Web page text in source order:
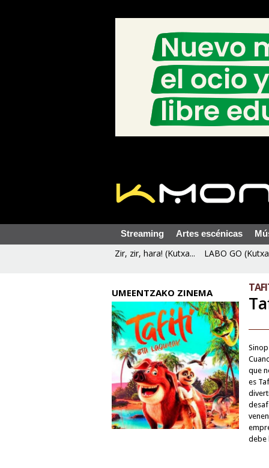
Streaming Artes escénicas
Zir, zir, hara! (Kutxa... LABO GO
UMEENTZAKO ZINEMA
que
es
debe